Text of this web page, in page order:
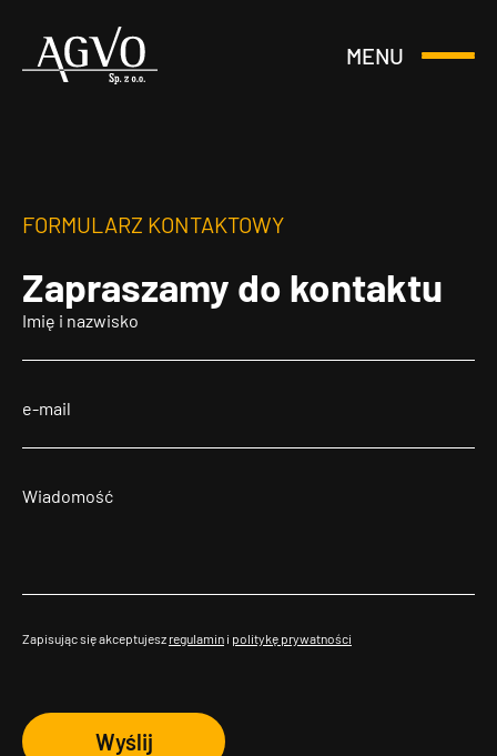
Header
MENU
Otwórz
FORMULARZ KONTAKTOWY
Zapraszamy do kontaktu
Zapisując się akceptujesz regulamin i politykę prywatności
Wyślij